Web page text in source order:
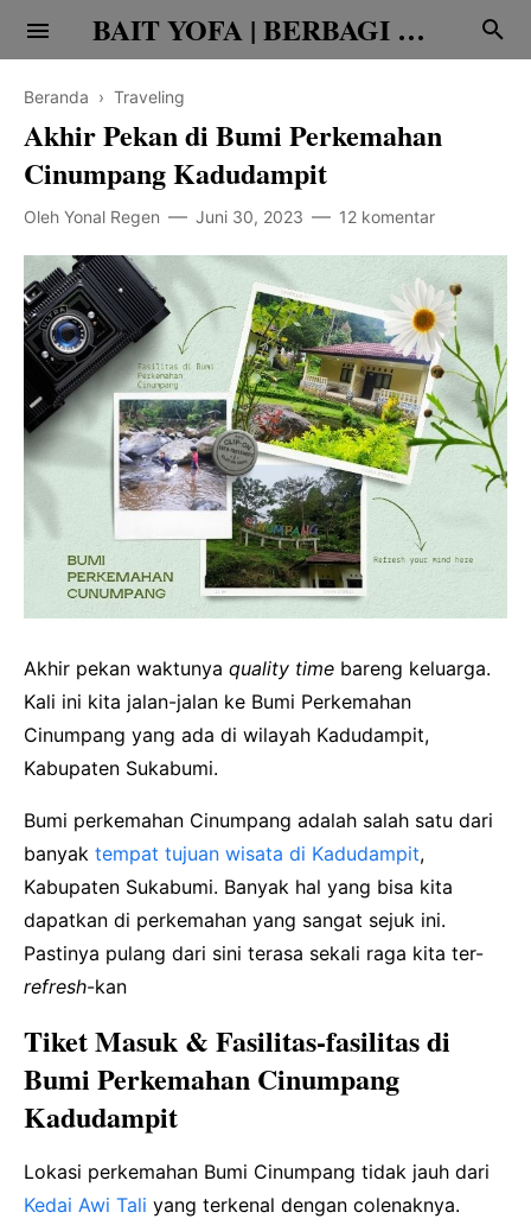
BAIT YOFA | BERBAGI CERITA
Religi
Family
Teknologi
Edukasi
Beranda › Traveling
Akhir Pekan di Bumi Perkemahan
Cinumpang Kadudampit
Oleh Yonal Regen Juni 30, 2023 12 komentar
Akhir pekan waktunya quality time bareng keluarga.
Kali ini kita jalan-jalan ke Bumi Perkemahan
Cinumpang yang ada di wilayah Kadudampit,
Kabupaten Sukabumi.
Bumi perkemahan Cinumpang adalah salah satu dari
banyak tempat tujuan wisata di Kadudampit,
Kabupaten Sukabumi. Banyak hal yang bisa kita
dapatkan di perkemahan yang sangat sejuk ini.
Pastinya pulang dari sini terasa sekali raga kita ter-
refresh-kan
Tiket Masuk & Fasilitas-fasilitas di
Bumi Perkemahan Cinumpang
Kadudampit
Lokasi perkemahan Bumi Cinumpang tidak jauh dari
Kedai Awi Tali yang terkenal dengan colenaknya.